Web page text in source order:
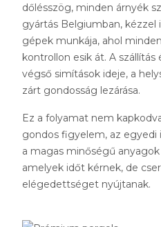
dőlésszög, minden árnyék
gyártás Belgiumban,
gépek munkája, ahol
kontrollon esik át. A
végső simítások ideje, a
zárt gondosság lezárása.
Ez a folyamat nem
gondos figyelem, az egyedi
a magas minőségű
amelyek időt kérnek, de
elégedettséget nyújtanak.